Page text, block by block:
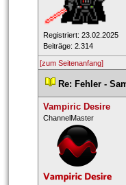
Registriert: 23.02.2025
Beiträge: 2.314
[zum Seitenanfang]
Re: Fehler -
Vampiric Desire
​ChannelMaster